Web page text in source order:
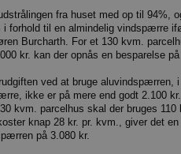
fra huset med op til 94%,
forhold til en almindelig vindspærre
Burcharth. For et 130 kvm.
kr. kan der opnås en besparelse på
ved at bruge aluvindspærren, i
ikke er på mere end godt 2.100
kvm. parcelhus skal der bruges 110
knap 28 kr. pr. kvm., giver det en
på 3.080 kr.